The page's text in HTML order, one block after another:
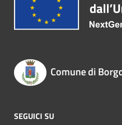
Comune di
SEGUICI SU